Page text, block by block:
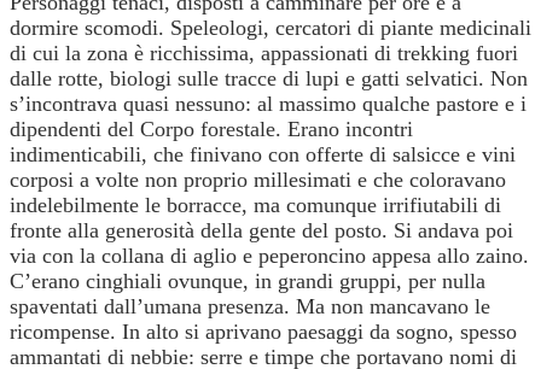
dormire scomodi. Speleologi, cercatori di piante medicinali
di cui la zona è ricchissima, appassionati di trekking fuori
dalle rotte, biologi sulle tracce di lupi e gatti selvatici. Non
s’incontrava quasi nessuno: al massimo qualche pastore e i
dipendenti del Corpo forestale. Erano incontri
indimenticabili, che finivano con offerte di salsicce e vini
corposi a volte non proprio millesimati e che coloravano
indelebilmente le borracce, ma comunque irrifiutabili di
fronte alla generosità della gente del posto. Si andava poi
via con la collana di aglio e peperoncino appesa allo zaino.
C’erano cinghiali ovunque, in grandi gruppi, per nulla
spaventati dall’umana presenza. Ma non mancavano le
ricompense. In alto si aprivano paesaggi da sogno, spesso
ammantati di nebbie: serre e timpe che portavano nomi di